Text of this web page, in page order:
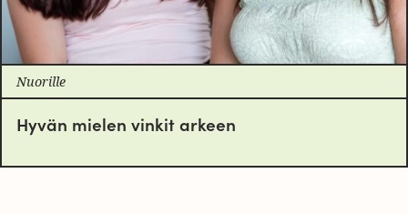
Nuorille
Hyvän mielen vinkit arkeen